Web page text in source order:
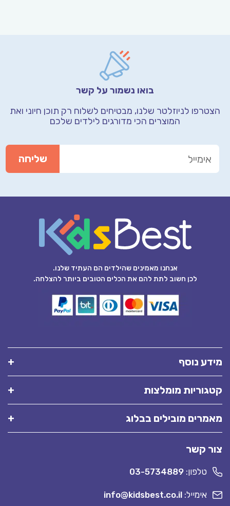
בואו נשמור על קשר
הצטרפו לניוזלטר שלנו, מבטיחים לשלוח רק תוכן חיוני ואת
המוצרים הכי מדורגים לילדים שלכם
אנחנו מאמינים שהילדים הם העתיד שלנו.
לכן חשוב לתת להם את הכלים הטובים ביותר להצלחה.
מידע נוסף
קטגוריות מומלצות
מאמרים מובילים בבלוג
צור קשר
טלפון: 03-5734889
אימייל: info@kidsbest.co.il